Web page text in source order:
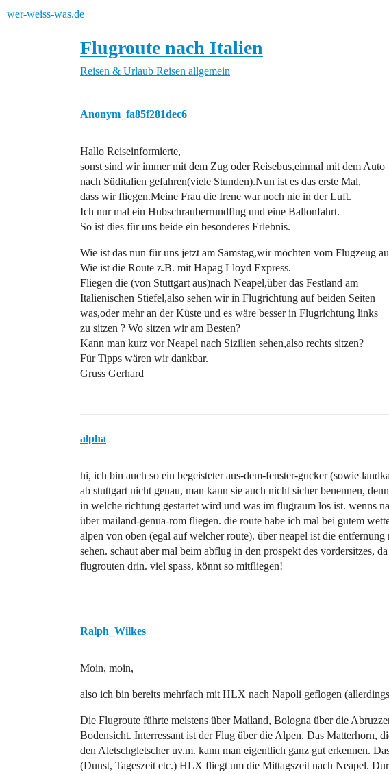
wer-weiss-was.de
Flugroute nach Italien
Reisen & Urlaub Reisen allgemein
Anonym_fa85f281dec6
Hallo Reiseinformierte,
sonst sind wir immer mit dem Zug oder Reisebus,einmal mit dem Auto
nach Süditalien gefahren(viele Stunden).Nun ist es das erste Mal,
dass wir fliegen.Meine Frau die Irene war noch nie in der Luft.
Ich nur mal ein Hubschrauberrundflug und eine Ballonfahrt.
So ist dies für uns beide ein besonderes Erlebnis.
Wie ist das nun für uns jetzt am Samstag,wir möchten vom Flugzeug
Wie ist die Route z.B. mit Hapag Lloyd Express.
Fliegen die (von Stuttgart aus)nach Neapel,über das Festland am
Italienischen Stiefel,also sehen wir in Flugrichtung auf beiden Seiten
was,oder mehr an der Küste und es wäre besser in Flugrichtung links
zu sitzen ? Wo sitzen wir am Besten?
Kann man kurz vor Neapel nach Sizilien sehen,also rechts sitzen?
Für Tipps wären wir dankbar.
Gruss Gerhard
alpha
hi, ich bin auch so ein begeisteter aus-dem-fenster-gucker (sowie
ab stuttgart nicht genau, man kann sie auch nicht sicher benennen,
in welche richtung gestartet wird und was im flugraum los ist. wenns
über mailand-genua-rom fliegen. die route habe ich mal bei gutem
alpen von oben (egal auf welcher route). über neapel ist die
sehen. schaut aber mal beim abflug in den prospekt des vordersitzes,
flugrouten drin. viel spass, könnt so mitfliegen!
Ralph_Wilkes
Moin, moin,
also ich bin bereits mehrfach mit HLX nach Napoli geflogen
Die Flugroute führte meistens über Mailand, Bologna über die
Bodensicht. Interressant ist der Flug über die Alpen. Das Matterhorn,
den Aletschgletscher uv.m. kann man eigentlich ganz gut erkennen.
(Dunst, Tageszeit etc.) HLX fliegt um die Mittagszeit nach Neapel.